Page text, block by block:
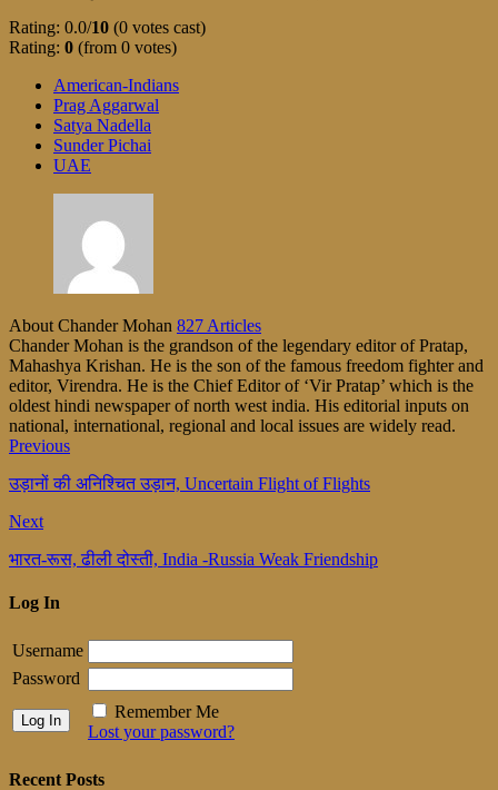
Rating: 0.0/10 (0 votes cast)
Rating: 0 (from 0 votes)
American-Indians
Prag Aggarwal
Satya Nadella
Sunder Pichai
UAE
About Chander Mohan 827 Articles
Chander Mohan is the grandson of the legendary editor of Pratap,
Mahashya Krishan. He is the son of the famous freedom fighter and
editor, Virendra. He is the Chief Editor of ‘Vir Pratap’ which is the
oldest hindi newspaper of north west india. His editorial inputs on
national, international, regional and local issues are widely read.
Previous
उड़ानों की अनिश्चित उड़ान, Uncertain Flight of Flights
Next
भारत-रूस, ढीली दोस्ती, India -Russia Weak Friendship
Log In
Username
Password
Remember Me
Lost your password?
Recent Posts